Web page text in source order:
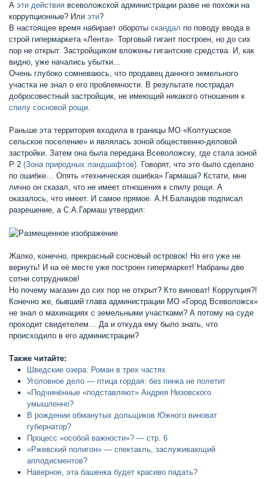
А эти действия всеволожской администрации разве не похожи на
коррупционные? Или эти?
В настоящее время набирает обороты скандал по поводу ввода в
строй гипермаркета «Лента». Торговый гигант построен, но до сих
пор не открыт. Застройщиком вложены гигантские средства. И, как
видно, уже начались убытки…
Очень глубоко сомневаюсь, что продавец данного земельного
участка не знал о его проблемности. В результате пострадал
добросовестный застройщик, не имеющий никакого отношения к
спилу сосновой рощи.
Раньше эта территория входила в границы МО «Колтушское
сельское поселение» и являлась зоной общественно-деловой
застройки. Затем она была передана Всеволожску, где стала зоной
Р 2 (Зона природных ландшафтов). Говорят, что это было сделано
по ошибке… Опять «техническая ошибка» Гармаша? Кстати, мне
лично он сказал, что не имеет отношения к спилу рощи. А
оказалось, что имеет. И самое прямое. А.Н.Баландов подписал
разрешение, а С.А.Гармаш утвердил:
Жалко, конечно, прекрасный сосновый островок! Но его уже не
вернуть! И на её месте уже построен гипермаркет! Набраны две
сотни сотрудников!
Но почему магазин до сих пор не открыт? Кто виноват! Коррупция?!
Конечно же, бывший глава администрации МО «Город Всеволожск»
не знал о махинациях с земельными участками? А потому на суде
проходит свидетелем… Да и откуда ему было знать, что
происходило в его администрации?
Также читайте:
Шведские озера. Роман в трех частях
Уголовное дело — птица гордая: без пинка не полетит
«Подчинённые «подставляют» Андрея Низовского
умышленно?
В рождении обманутых дольщиков Южного виноват
губернатор?
Процесс «особой важности»? — стр. 6
«Ржевский полигон» — спектакль, заслуживающий
аплодисментов?
Наверное, эта башенка будет красиво падать?